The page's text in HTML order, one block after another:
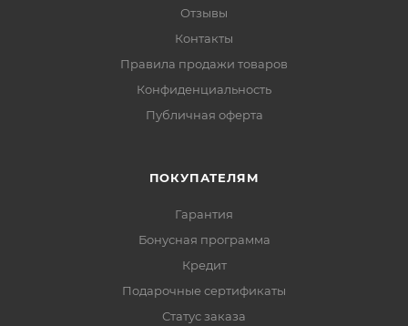
Отзывы
Контакты
Правила продажи товаров
Конфиденциальность
Публичная оферта
ПОКУПАТЕЛЯМ
Гарантия
Бонусная программа
Кредит
Подарочные сертификаты
Статус заказа